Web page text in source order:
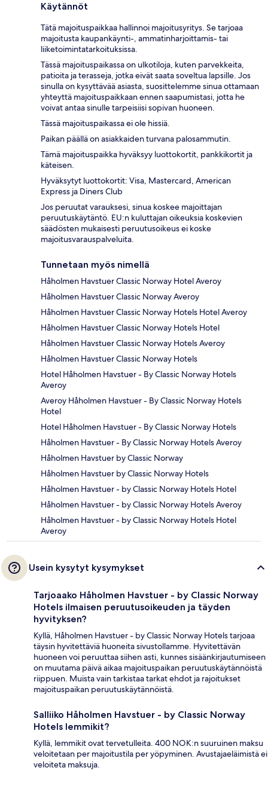
Käytännöt
Tätä majoituspaikkaa hallinnoi majoitusyritys. Se tarjoaa
majoitusta kaupankäynti-, ammatinharjoittamis- tai
liiketoimintatarkoituksissa.
Tässä majoituspaikassa on ulkotiloja, kuten parvekkeita,
patioita ja terasseja, jotka eivät saata soveltua lapsille. Jos
sinulla on kysyttävää asiasta, suosittelemme sinua ottamaan
yhteyttä majoituspaikkaan ennen saapumistasi, jotta he
voivat antaa sinulle tarpeisiisi sopivan huoneen.
Tässä majoituspaikassa ei ole hissiä.
Paikan päällä on asiakkaiden turvana palosammutin.
Tämä majoituspaikka hyväksyy luottokortit, pankkikortit ja
käteisen.
Hyväksytyt luottokortit: Visa, Mastercard, American
Express ja Diners Club
Jos peruutat varauksesi, sinua koskee majoittajan
peruutuskäytäntö. EU:n kuluttajan oikeuksia koskevien
säädösten mukaisesti peruutusoikeus ei koske
majoitusvarauspalveluita.
Tunnetaan myös nimellä
Håholmen Havstuer Classic Norway Hotel Averoy
Håholmen Havstuer Classic Norway Averoy
Håholmen Havstuer Classic Norway Hotels Hotel Averoy
Håholmen Havstuer Classic Norway Hotels Hotel
Håholmen Havstuer Classic Norway Hotels Averoy
Håholmen Havstuer Classic Norway Hotels
Hotel Håholmen Havstuer - By Classic Norway Hotels
Averoy
Averoy Håholmen Havstuer - By Classic Norway Hotels
Hotel
Hotel Håholmen Havstuer - By Classic Norway Hotels
Håholmen Havstuer - By Classic Norway Hotels Averoy
Håholmen Havstuer by Classic Norway
Håholmen Havstuer by Classic Norway Hotels
Håholmen Havstuer - by Classic Norway Hotels Hotel
Håholmen Havstuer - by Classic Norway Hotels Averoy
Håholmen Havstuer - by Classic Norway Hotels Hotel
Averoy
Usein kysytyt kysymykset
Tarjoaako Håholmen Havstuer - by Classic Norway
Hotels ilmaisen peruutusoikeuden ja täyden
hyvityksen?
Kyllä, Håholmen Havstuer - by Classic Norway Hotels tarjoaa
täysin hyvitettäviä huoneita sivustollamme. Hyvitettävän
huoneen voi peruuttaa siihen asti, kunnes sisäänkirjautumiseen
on muutama päivä aikaa majoituspaikan peruutuskäytännöistä
riippuen. Muista vain tarkistaa tarkat ehdot ja rajoitukset
majoituspaikan peruutuskäytännöistä.
Salliiko Håholmen Havstuer - by Classic Norway
Hotels lemmikit?
Kyllä, lemmikit ovat tervetulleita. 400 NOK:n suuruinen maksu
veloitetaan per majoitustila per yöpyminen. Avustajaeläimistä ei
veloiteta maksuja.